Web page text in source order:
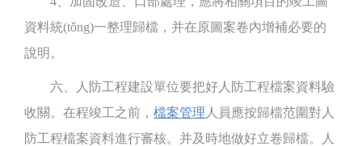
資料統(tǒng)一整理歸檔，并在原圖案卷內增補必要的
說明。
六、人防工程建設單位要把好人防工程檔案資料驗
收關。在程竣工之前， 檔案管理 人員應按歸檔范圍對人
防工程檔案資料進行審核。并及時地做好立卷歸檔。人